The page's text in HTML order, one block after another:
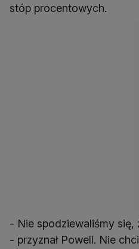
stóp procentowych.
- Nie spodziewaliśmy
- przyznał Powell. Nie